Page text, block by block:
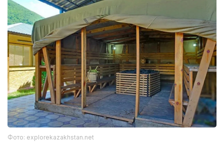
Фото: explorekazakhstan.net